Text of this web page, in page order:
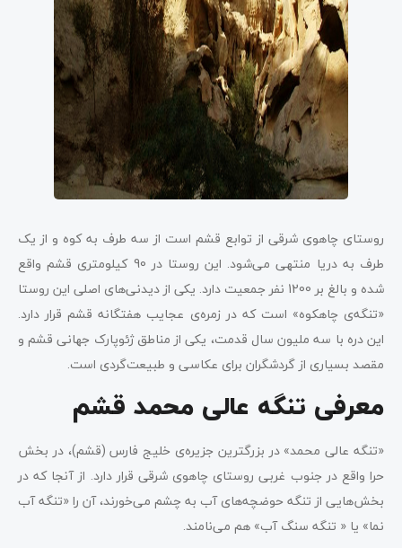
روستای چاهوی شرقی از توابع قشم است از سه طرف به کوه و از یک
طرف به دریا منتهی می‌شود. این روستا در 90 کیلومتری قشم واقع
شده و بالغ بر 1200 نفر جمعیت دارد. یکی از دیدنی‌های اصلی این روستا
«تنگه‌ی چاهکوه» است که در زمره‌ی عجایب هفتگانه قشم قرار دارد.
این دره با سه ملیون سال قدمت، یکی از مناطق ژئوپارک جهانی قشم و
مقصد بسیاری از گردشگران برای عکاسی و طبیعت‌گردی است.
معرفی تنگه عالی محمد قشم
«تنگه‌ عالی محمد» در بزرگترین جزیره‌ی خلیج فارس (قشم)، در بخش
حرا واقع در جنوب غربی روستای چاهوی شرقی قرار دارد. از آنجا که در
بخش‌هایی از تنگه حوضچه‌های آب به چشم می‌خورند، آن را «تنگه آب
نما» یا « تنگه سنگ آب» هم می‌نامند.